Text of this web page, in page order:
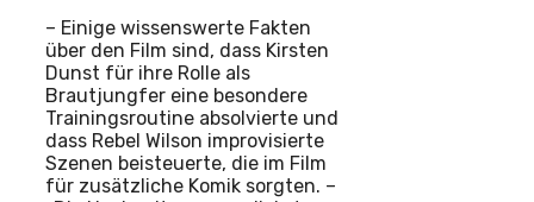
– Einige wissenswerte Fakten
über den Film sind, dass Kirsten
Dunst für ihre Rolle als
Brautjungfer eine besondere
Trainingsroutine absolvierte und
dass Rebel Wilson improvisierte
Szenen beisteuerte, die im Film
für zusätzliche Komik sorgten. –